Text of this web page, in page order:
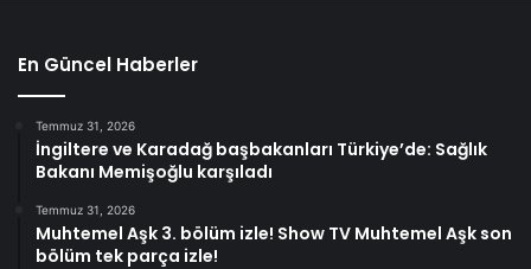
En Güncel Haberler
Temmuz 31, 2026
İngiltere ve Karadağ başbakanları Türkiye’de: Sağlık
Bakanı Memişoğlu karşıladı
Temmuz 31, 2026
Muhtemel Aşk 3. bölüm izle! Show TV Muhtemel Aşk son
bölüm tek parça izle!